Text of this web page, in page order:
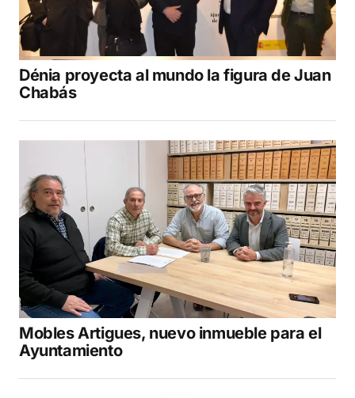
Dénia proyecta al mundo la figura de Juan
Chabás
Mobles Artigues, nuevo inmueble para el
Ayuntamiento